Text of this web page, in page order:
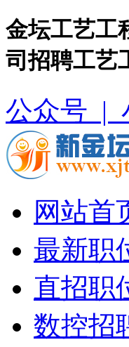
金坛工艺工
司招聘工艺
公众号 |
网站首
最新职
直招职
数控招